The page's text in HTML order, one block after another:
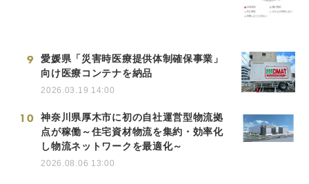
9
愛媛県「災害時医療提供体制確保事業」
向け医療コンテナを納品
2026.03.19 14:00
10
神奈川県厚木市に初の自社運営型物流拠
点が稼働～住宅資材物流を集約・効率化
し物流ネットワークを最適化～
2026.08.06 13:00